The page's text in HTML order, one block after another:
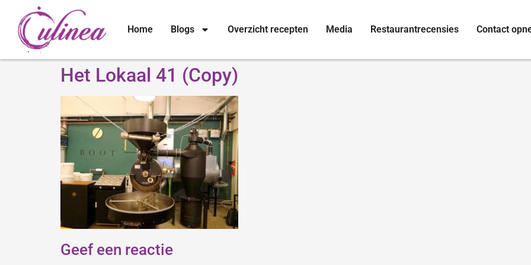
Home Blogs Overzicht recepten Media Restaurantrecensies Contact
Het Lokaal 41 (Copy)
Geef een reactie